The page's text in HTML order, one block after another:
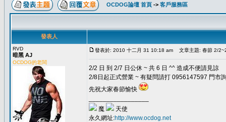
OCDOG論壇 首頁 -> 客戶服務區
發表人
RVD
暗黑 AJ
OCDOG的老闆
發表於: 2010 十二月 31 10:18 am 文章主題: 春節 2/
2/2 日 到 2/7 日公休 ~ 共 6 日 ^^ 造成不便請見諒
2/8日起正式營業 ~ 有疑問請打 0956147597 門市
先祝大家春節愉快
魔
天使
永久網址:http://www.ocdog.net